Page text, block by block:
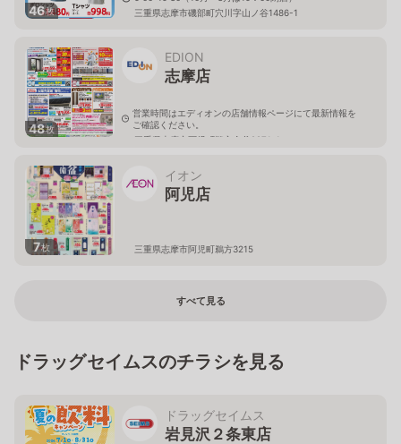
46枚
三重県志摩市磯部町穴川字山ノ谷1486-1
48枚
EDION
志摩店
営業時間はエディオンの店舗情報ページにて最新情報を
ご確認ください。
三重県志摩市阿児町鵜方金谷2971-1
7枚
イオン
阿児店
三重県志摩市阿児町鵜方3215
すべて見る
ドラッグセイムスのチラシを見る
ドラッグセイムス
岩見沢２条東店